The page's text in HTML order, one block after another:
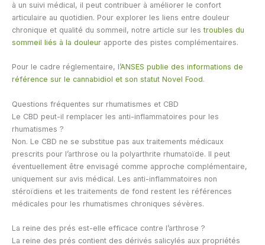
à un suivi médical, il peut contribuer à améliorer le confort
articulaire au quotidien. Pour explorer les liens entre douleur
chronique et qualité du sommeil, notre article sur lestroubles du
sommeil liés à la douleur apporte des pistes complémentaires.
Pour le cadre réglementaire, l’ANSES publie des informations de
référence sur le cannabidiol et son statut Novel Food.
Questions fréquentes sur rhumatismes et CBD
Le CBD peut-il remplacer les anti-inflammatoires pour les
rhumatismes ?
Non. Le CBD ne se substitue pas aux traitements médicaux
prescrits pour l’arthrose ou la polyarthrite rhumatoïde. Il peut
éventuellement être envisagé comme approche complémentaire,
uniquement sur avis médical. Les anti-inflammatoires non
stéroïdiens et les traitements de fond restent les références
médicales pour les rhumatismes chroniques sévères.
La reine des prés est-elle efficace contre l’arthrose ?
La reine des prés contient des dérivés salicylés aux propriétés